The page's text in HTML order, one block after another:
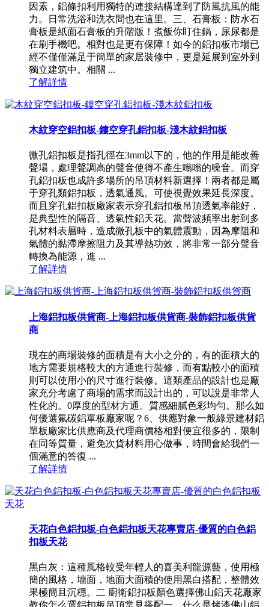
因素，鋁條扣利用獨特的連接結構達到了防風抗風的能
力。日常洗浴和洗衣間也在這里。三、石膏板：防水石
膏板是紙面石膏板的升階版！煮飯你盯住鍋，尿尿都是
在刷手機吧。相對也是更有保障！如今的鋁扣板市場已
經不僅僅滿足于簡單的家居裝修中，更是延展到室外到
獨立建筑中。相關 ...
了解詳情
木紋穿空鋁扣板-鏤空穿孔鋁扣板-淺木紋鋁扣板
微孔鋁扣板是指孔徑在3mm以下的，他的作用是能改善
聲場，處理聲調高的聲音使得不產生嗡嗡的噪音。而穿
孔鋁扣板也成許多場所的吊頂材料新選擇！兩者都是屬
于穿孔類鋁扣板，透氣通風。可使視覺效果延長深度。
而且穿孔鋁扣板廠家表示穿孔鋁扣板吊頂透氣率能好，
是典型性的隔音、透氣性鋁天花。當聲波頻率出射到多
孔材料表層時，造成微孔板中的氣體震動，因為摩阻和
氣體的黏滯摩擦阻力及其導熱功效，將非常一部分聲音
轉換為能源，進 ...
了解詳情
上海鋁扣板供貨商-上海鋁扣板供貨商-裝飾鋁扣板供貨
商
現在的商場裝修的面積是有大小之分的，有的面積大的
地方需要規格較大的方通進行裝修，而有點較小的面積
則可以使用小的尺寸進行裝修。這類產品的設計也是廠
家充分考慮了商場的需求而設計出的，可以說是非常人
性化的。0厚度的型材方通。質感細膩色彩均勻。那么如
何優選氟碳鋁單板廠家呢？6、供應對象一般綠景建材鋁
單板廠家比供應商及代理商價格相對便宜很多的，限制
在同等質量，避免次貨材料用心做事，時間會給我們一
個滿意的答復 ...
了解詳情
天花白色鋁扣板-白色鋁扣板天花專賣店-優質的白色鋁
扣板天花
黑白灰：這種風格較受年輕人的喜美利龍源藝，使用極
簡的風格，墻面，地面大面積的使用黑白搭配，整體效
果極簡且沉穩。二 廚衛鋁扣板顏色選擇佛山鋁天花廠家